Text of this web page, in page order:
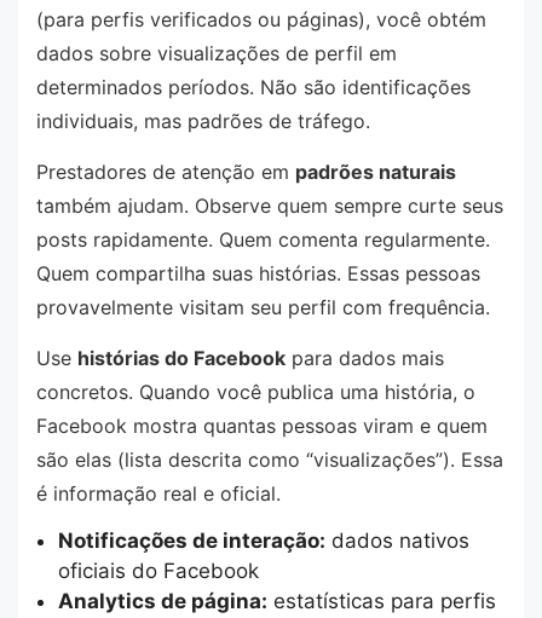
(para perfis verificados ou páginas), você obtém
dados sobre visualizações de perfil em
determinados períodos. Não são identificações
individuais, mas padrões de tráfego.
Prestadores de atenção em padrões naturais
também ajudam. Observe quem sempre curte seus
posts rapidamente. Quem comenta regularmente.
Quem compartilha suas histórias. Essas pessoas
provavelmente visitam seu perfil com frequência.
Use histórias do Facebook para dados mais
concretos. Quando você publica uma história, o
Facebook mostra quantas pessoas viram e quem
são elas (lista descrita como “visualizações”). Essa
é informação real e oficial.
Notificações de interação: dados nativos
oficiais do Facebook
Analytics de página: estatísticas para perfis